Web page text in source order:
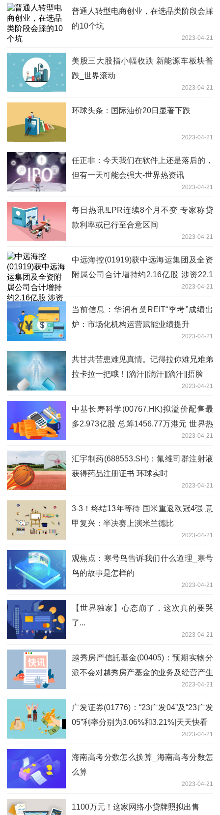
普通人转型电商创业，在选品类阶段会踩
的10个坑
2023-04-21
美股三大股指小幅收跌 新能源车板块普
跌_世界滚动
2023-04-21
环球头条：国际油价20日显著下跌
2023-04-21
任正非：今天我们在软件上还是落后的，
但有一天可能会强大-世界热资讯
2023-04-21
每日热讯!LPR连续8个月不变 专家称贷
款利率或已行至合意区间
2023-04-21
中远海控(01919)获中远海运集团及全资
附属公司合计增持约2.16亿股 涉资22.1
2023-04-21
当前信息：华润有巢REIT“季考”成绩出
炉：市场化机构运营赋能业绩提升
2023-04-21
共甘共苦患难见真情。记得拉你难兄难弟
拉卡拉一把哦！[滴汗][滴汗][滴汗][捂脸
2023-04-21
中基长寿科学(00767.HK)拟溢价配售最
多2.973亿股 总筹1456.77万港元 世界热
2023-04-21
汇宇制药(688553.SH)：氟维司群注射液
获得药品注册证书 环球实时
2023-04-21
3-3！终结13年等待 国米重返欧冠4强 意
甲复兴：半决赛上演米兰德比
2023-04-21
观焦点：寒号鸟告诉我们什么道理_寒号
鸟的故事是怎样的
2023-04-21
【世界独家】心态崩了，这次真的要哭
了...
2023-04-21
越秀房产信託基金(00405)：预期实物分
派不会对越秀房产基金的业务及经营产生
2023-04-21
广发证券(01776)：“23广发04”及“23广发
05”利率分别为3.06%和3.21%|天天快看
2023-04-21
海南高考分数怎么换算_海南高考分数怎
么算
2023-04-21
1100万元！这家网络小贷牌照拟出售